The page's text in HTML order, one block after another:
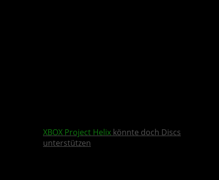
XBOX Project Helix könnte doch Discs
unterstützen